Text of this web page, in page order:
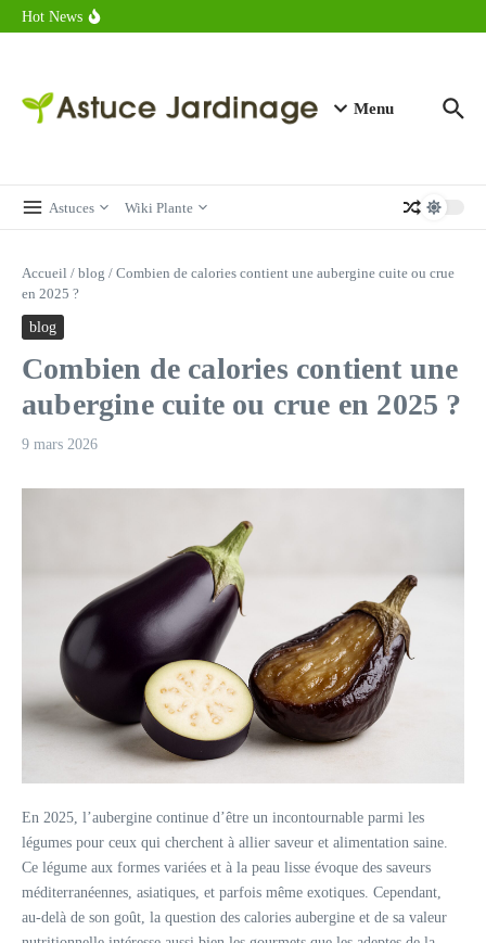
Aller au contenu
Hot News
Combien de calories dans un croque monsieur en 2025 ?
Menu
Astuces Wiki Plante
Accueil / blog / Combien de calories contient une aubergine cuite ou crue
en 2025 ?
blog
Combien de calories contient une
aubergine cuite ou crue en 2025 ?
9 mars 2026
En 2025, l’aubergine continue d’être un incontournable parmi les
légumes pour ceux qui cherchent à allier saveur et alimentation saine.
Ce légume aux formes variées et à la peau lisse évoque des saveurs
méditerranéennes, asiatiques, et parfois même exotiques. Cependant,
au-delà de son goût, la question des calories aubergine et de sa valeur